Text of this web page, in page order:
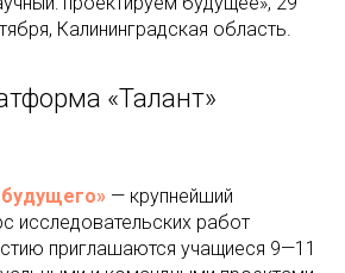
Калининградская область.
«Талант»
— крупнейший
исследовательских работ
приглашаются учащиеся 9—11